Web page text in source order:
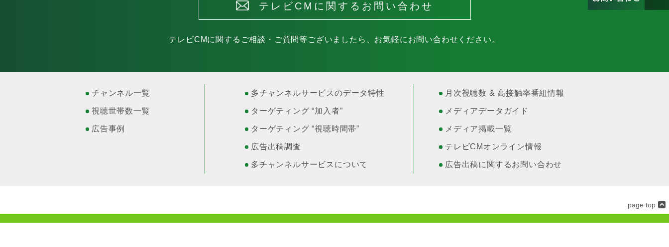
テレビCMに関するお問い合わせ
テレビCMに関するご相談・ご質問等ございましたら、 お気軽にお問い合わせください。
チャンネル一覧
視聴世帯数一覧
広告事例
多チャンネルサービスのデータ特性
ターゲティング “加入者”
ターゲティング “視聴時間帯”
広告出稿調査
多チャンネルサービスについて
月次視聴数 & 高接触率番組情報
メディアデータガイド
メディア掲載一覧
テレビCMオンライン情報
広告出稿に関するお問い合わせ
page top